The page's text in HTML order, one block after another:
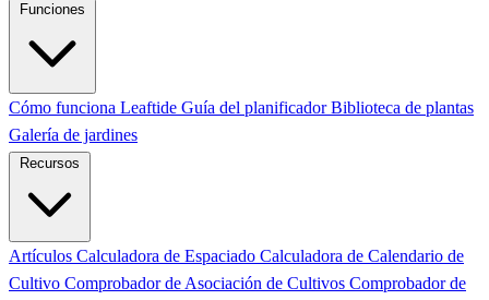
Funciones
Cómo funciona Leaftide Guía del planificadorBiblioteca de plantas
Galería de jardines
Recursos
Artículos Calculadora de Espaciado Calculadora de Calendario de
Cultivo Comprobador de Asociación de Cultivos Comprobador de